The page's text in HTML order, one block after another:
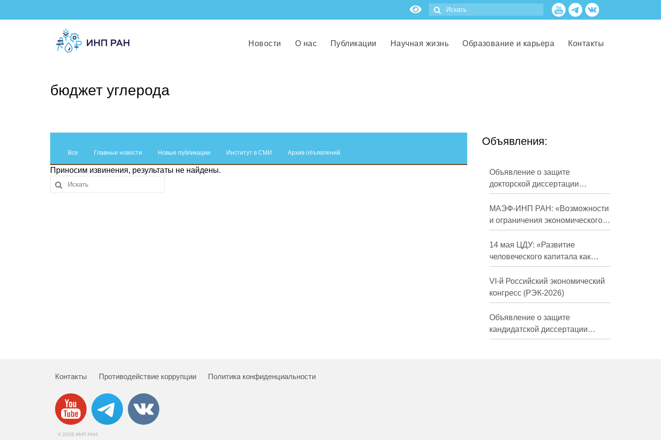
Новости О нас Публикации Научная жизнь Образование и карьера Контакты
бюджет углерода
Все Главные новости Новые публикации Институт в СМИ Архив объявлений
Приносим извинения, результаты не найдены.
Объявления:
Объявление о защите
докторской диссертации
Кузнецова Михаила
Евгеньевича
МАЭФ-ИНП РАН: «Возможности
и ограничения экономического
развития России в средне- и
долгосрочной перспективе»
14 мая ЦДУ: «Развитие
человеческого капитала как
фактор экономического роста»
VI-й Российский экономический
конгресс (РЭК-2026)
Объявление о защите
кандидатской диссертации
Трындиной Николь Сергеевны
Контакты Противодействие коррупции Политика конфиденциальности
© 2026 ИНП РАН